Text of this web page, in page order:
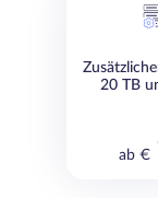
20 TB
ab €